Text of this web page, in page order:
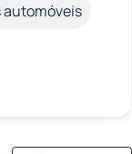
automóveis